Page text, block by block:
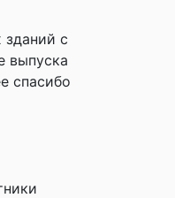
с
выпуска
спасибо